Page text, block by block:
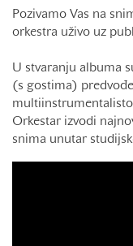
Pozivamo Vas na
orkestra uživo uz
U stvaranju albuma
(s gostima)
Orkestar izvodi
snima unutar